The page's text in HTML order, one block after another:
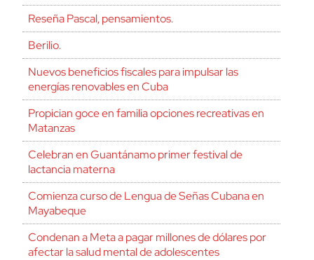
Reseña Pascal, pensamientos.
Berilio.
Nuevos beneficios fiscales para impulsar las
energías renovables en Cuba
Propician goce en familia opciones recreativas en
Matanzas
Celebran en Guantánamo primer festival de
lactancia materna
Comienza curso de Lengua de Señas Cubana en
Mayabeque
Condenan a Meta a pagar millones de dólares por
afectar la salud mental de adolescentes